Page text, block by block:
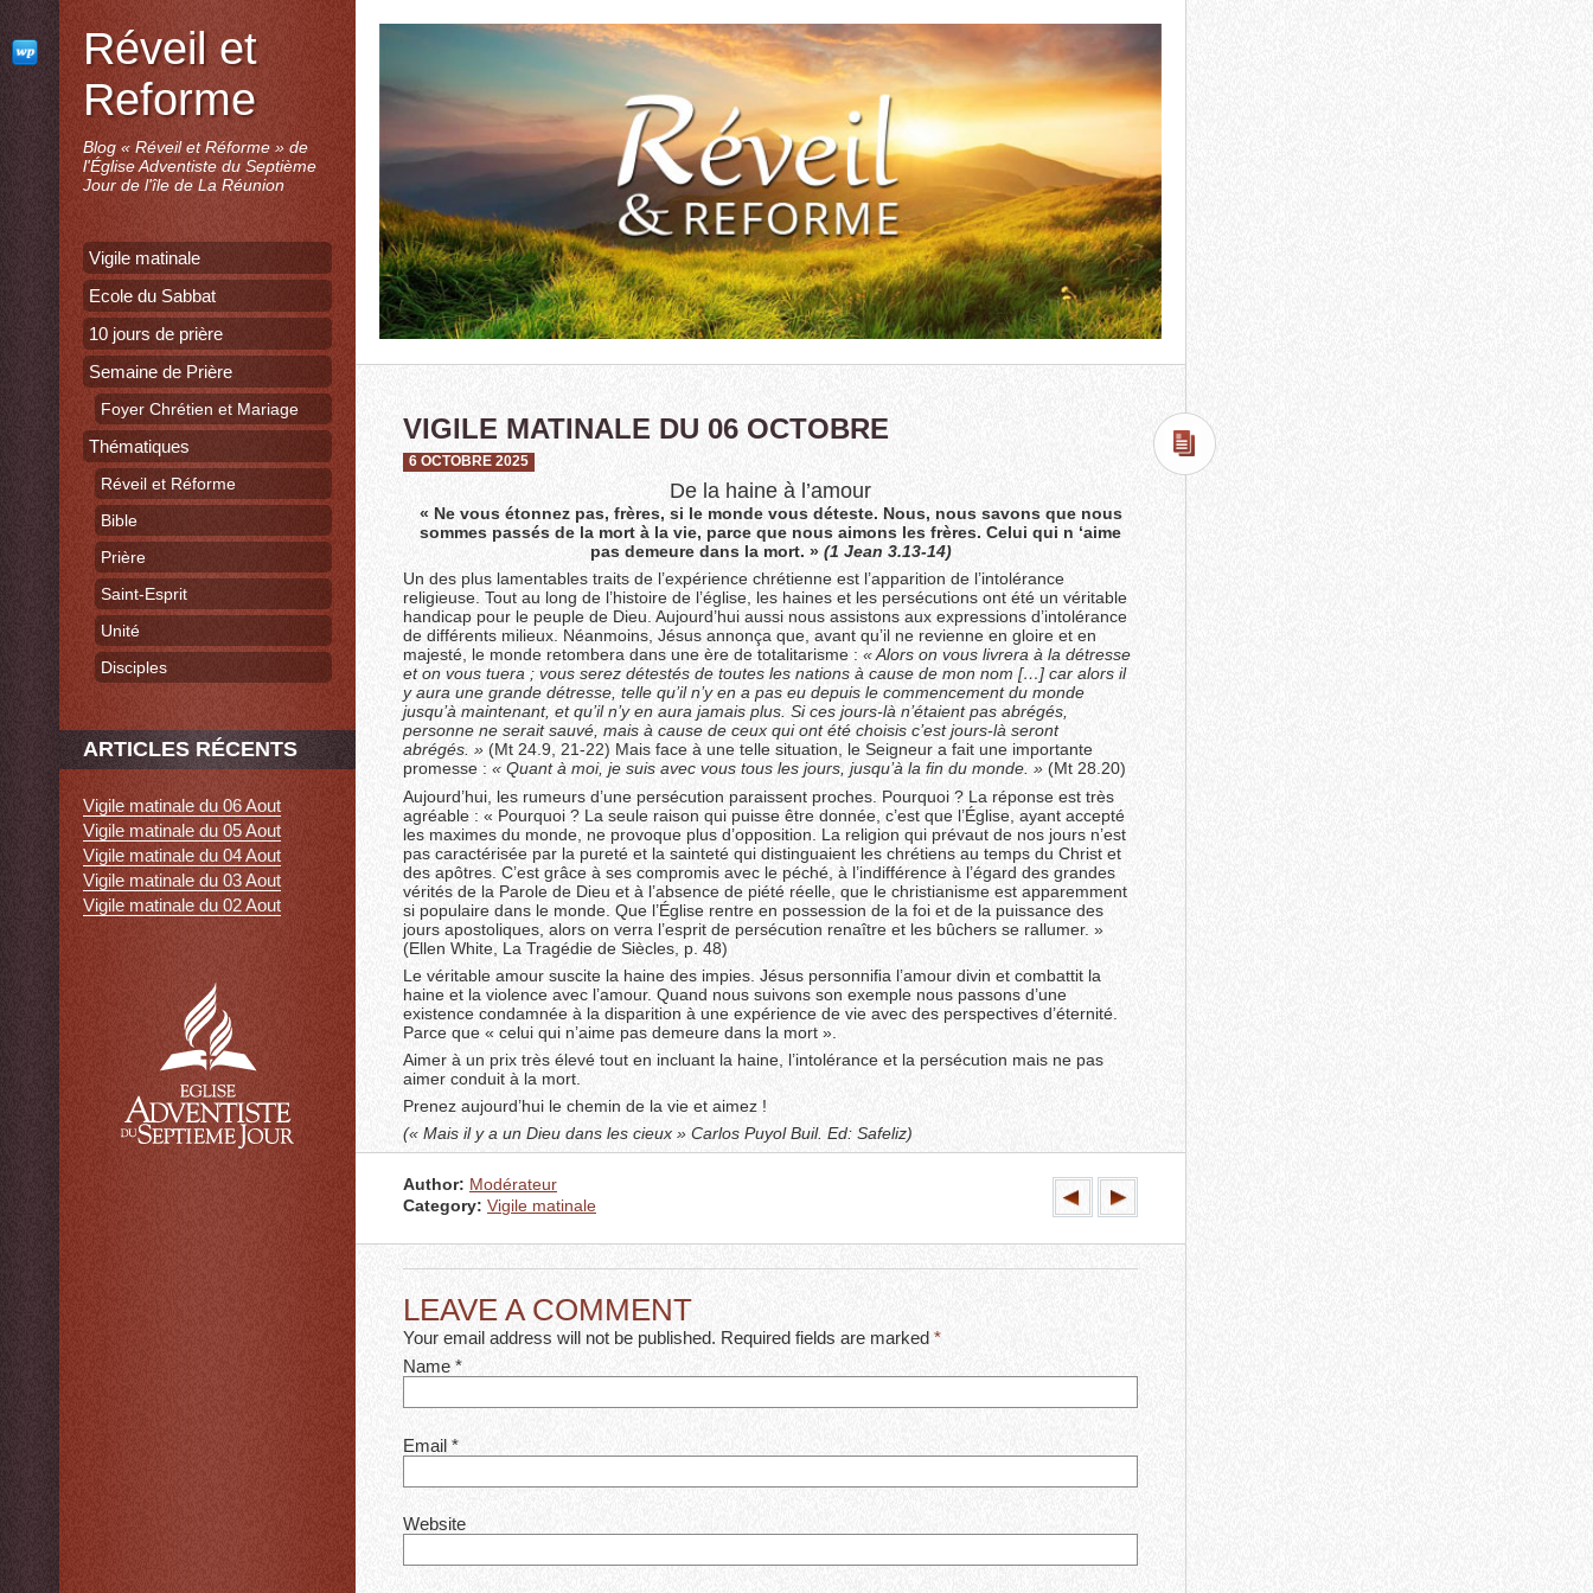
VIGILE MATINALE DU 06 OCTOBRE
6 OCTOBRE 2025
De la haine à l’amour
« Ne vous étonnez pas, frères, si le monde vous déteste. Nous, nous savons que nous
sommes passés de la mort à la vie, parce que nous aimons les frères. Celui qui n ‘aime
pas demeure dans la mort. » (1 Jean 3.13-14)
Un des plus lamentables traits de l’expérience chrétienne est l’apparition de l’intolérance
religieuse. Tout au long de l’histoire de l’église, les haines et les persécutions ont été un véritable
handicap pour le peuple de Dieu. Aujourd’hui aussi nous assistons aux expressions d’intolérance
de différents milieux. Néanmoins, Jésus annonça que, avant qu’il ne revienne en gloire et en
majesté, le monde retombera dans une ère de totalitarisme : « Alors on vous livrera à la détresse
et on vous tuera ; vous serez détestés de toutes les nations à cause de mon nom […] car alors il
y aura une grande détresse, telle qu’il n’y en a pas eu depuis le commencement du monde
jusqu’à maintenant, et qu’il n’y en aura jamais plus. Si ces jours-là n’étaient pas abrégés,
personne ne serait sauvé, mais à cause de ceux qui ont été choisis c’est jours-là seront
abrégés. » (Mt 24.9, 21-22) Mais face à une telle situation, le Seigneur a fait une importante
promesse : « Quant à moi, je suis avec vous tous les jours, jusqu’à la ﬁn du monde. » (Mt 28.20)
Aujourd’hui, les rumeurs d’une persécution paraissent proches. Pourquoi ? La réponse est très
agréable : « Pourquoi ? La seule raison qui puisse être donnée, c’est que l’Église, ayant accepté
les maximes du monde, ne provoque plus d’opposition. La religion qui prévaut de nos jours n’est
pas caractérisée par la pureté et la sainteté qui distinguaient les chrétiens au temps du Christ et
des apôtres. C’est grâce à ses compromis avec le péché, à l’indifférence à l’égard des grandes
vérités de la Parole de Dieu et à l’absence de piété réelle, que le christianisme est apparemment
si populaire dans le monde. Que l’Église rentre en possession de la foi et de la puissance des
jours apostoliques, alors on verra l’esprit de persécution renaître et les bûchers se rallumer. »
(Ellen White, La Tragédie de Siècles, p. 48)
Le véritable amour suscite la haine des impies. Jésus personniﬁa l’amour divin et combattit la
haine et la violence avec l’amour. Quand nous suivons son exemple nous passons d’une
existence condamnée à la disparition à une expérience de vie avec des perspectives d’éternité.
Parce que « celui qui n’aime pas demeure dans la mort ».
Aimer à un prix très élevé tout en incluant la haine, l’intolérance et la persécution mais ne pas
aimer conduit à la mort.
Prenez aujourd’hui le chemin de la vie et aimez !
(« Mais il y a un Dieu dans les cieux » Carlos Puyol Buil. Ed: Safeliz)
Author: Modérateur
Category: Vigile matinale
LEAVE A COMMENT
Your email address will not be published. Required fields are marked *
Name *
Email *
Website
Réveil et
Reforme
Blog « Réveil et Réforme » de
l'Église Adventiste du Septième
Jour de l'île de La Réunion
Vigile matinale
Ecole du Sabbat
10 jours de prière
Semaine de Prière
Foyer Chrétien et Mariage
Thématiques
Réveil et Réforme
Bible
Prière
Saint-Esprit
Unité
Disciples
ARTICLES RÉCENTS
Vigile matinale du 06 Aout
Vigile matinale du 05 Aout
Vigile matinale du 04 Aout
Vigile matinale du 03 Aout
Vigile matinale du 02 Aout